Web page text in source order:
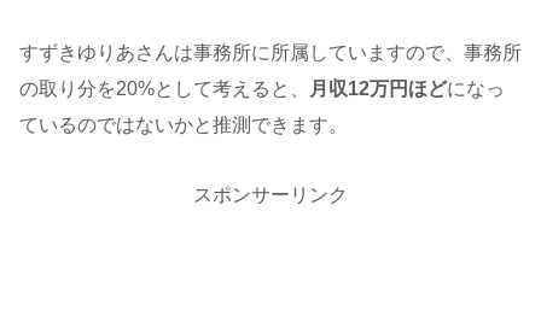
すずきゆりあさんは事務所に所属していますので、事務所
の取り分を20%として考えると、
月収12万円ほどになっ
ているのではないかと推測できます。
スポンサーリンク